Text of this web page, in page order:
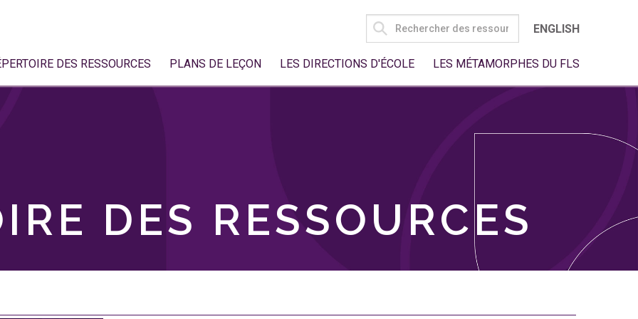
SEARCH
FOR:
ENGLISH
DES RESSOURCES PLANS DE LEÇON LES DIRECTIONS D'ÉCOLE LES MÉTAMORPHES DU FLS
DES RESSOURCES